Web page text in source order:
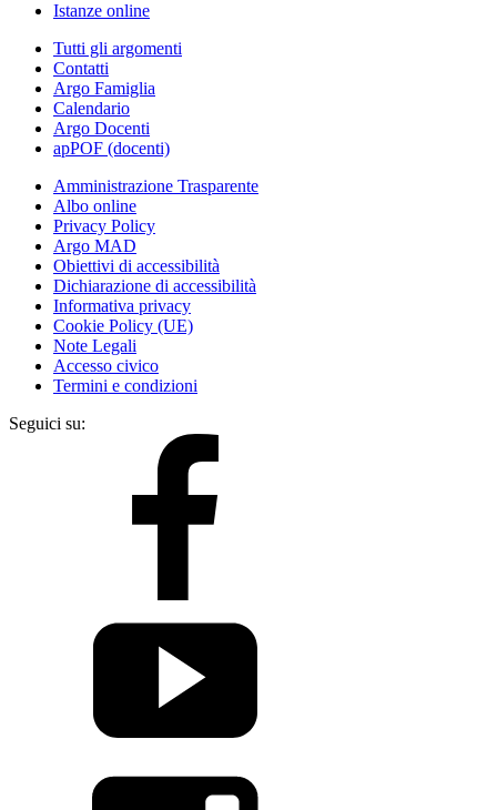
Istanze online
Tutti gli argomenti
Contatti
Argo Famiglia
Calendario
Argo Docenti
apPOF (docenti)
Amministrazione Trasparente
Albo online
Privacy Policy
Argo MAD
Obiettivi di accessibilità
Dichiarazione di accessibilità
Informativa privacy
Cookie Policy (UE)
Note Legali
Accesso civico
Termini e condizioni
Seguici su: